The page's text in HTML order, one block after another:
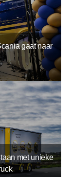
gaat naar
met unieke